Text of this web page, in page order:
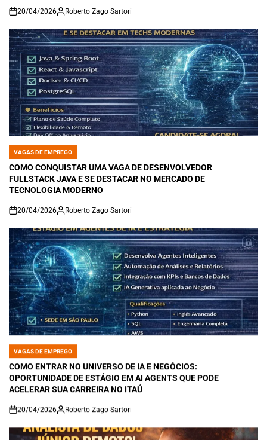
on
20/04/2026 Roberto Zago Sartori
POSTED
IN
VAGAS DE EMPREGO
COMO CONQUISTAR UMA VAGA DE DESENVOLVEDOR
FULLSTACK JAVA E SE DESTACAR NO MERCADO DE
TECNOLOGIA MODERNO
on
20/04/2026 Roberto Zago Sartori
POSTED
IN
VAGAS DE EMPREGO
COMO ENTRAR NO UNIVERSO DE IA E NEGÓCIOS:
OPORTUNIDADE DE ESTÁGIO EM AI AGENTS QUE PODE
ACELERAR SUA CARREIRA NO ITAÚ
on
20/04/2026 Roberto Zago Sartori